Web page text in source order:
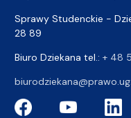
Sprawy Studenckie -
28 89
Biuro Dziekana tel.: + 48